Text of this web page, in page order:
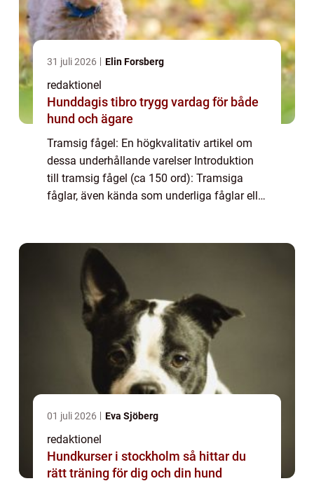
31 juli 2026 Elin Forsberg
redaktionel
Hunddagis tibro trygg vardag för både
hund och ägare
Tramsig fågel: En högkvalitativ artikel om
dessa underhållande varelser Introduktion
till tramsig fågel (ca 150 ord): Tramsiga
fåglar, även kända som underliga fåglar eller
01 juli 2026 Eva Sjöberg
redaktionel
Hundkurser i stockholm så hittar du
rätt träning för dig och din hund